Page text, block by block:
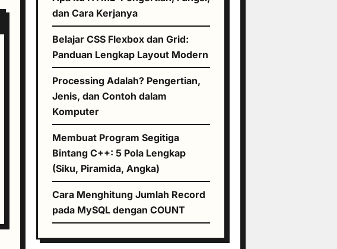
dan Cara Kerjanya
Belajar CSS Flexbox dan Grid:
Panduan Lengkap Layout Modern
Processing Adalah? Pengertian,
Jenis, dan Contoh dalam
Komputer
Membuat Program Segitiga
Bintang C++: 5 Pola Lengkap
(Siku, Piramida, Angka)
Cara Menghitung Jumlah Record
pada MySQL dengan COUNT